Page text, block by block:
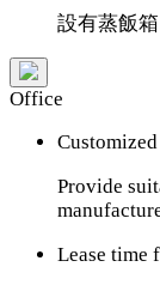
設有蒸飯
Office
Customized
Provide
Lease